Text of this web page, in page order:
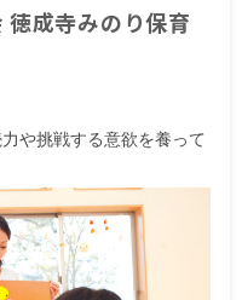
徳成寺みのり保育
や挑戦する意欲を養って